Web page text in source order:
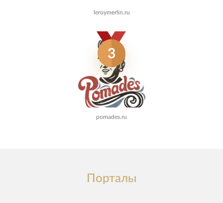
leroymerlin.ru
3
pomades.ru
Порталы